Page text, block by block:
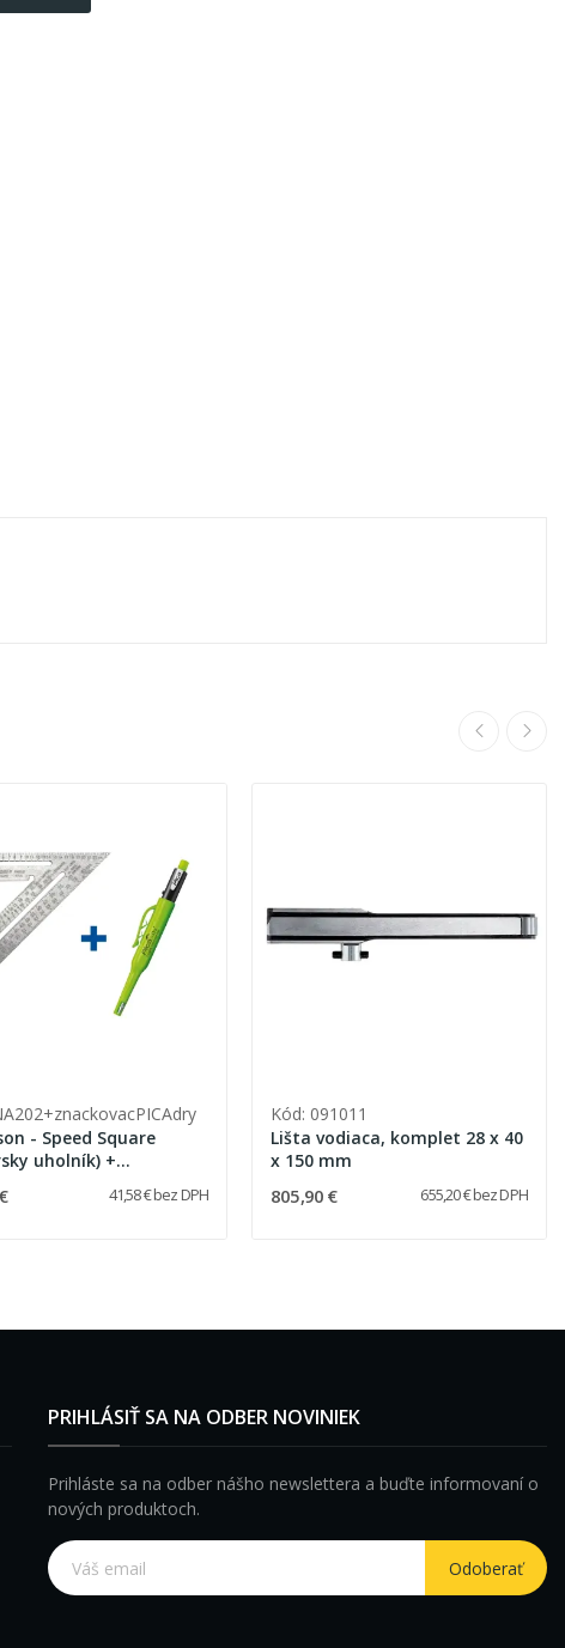
- Speed ​​Square
uholník) +
41,58 € bez DPH
Kód: 091011
Lišta vodiaca, komplet 28 x 40
x 150 mm
805,90 € 655,20 € bez DPH
PRIHLÁSIŤ SA NA ODBER NOVINIEK
Prihláste sa na odber nášho newslettera a buďte informovaní o
nových produktoch.
Odoberať